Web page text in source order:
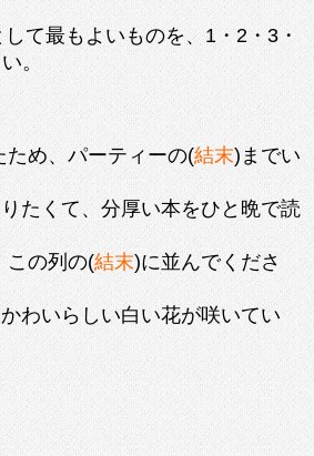
て最もよいものを、1・2・3・
。
ため、パーティーの(結末)までい
たくて、分厚い本をひと晩で読
この列の(結末)に並んでくださ
わいらしい白い花が咲いてい